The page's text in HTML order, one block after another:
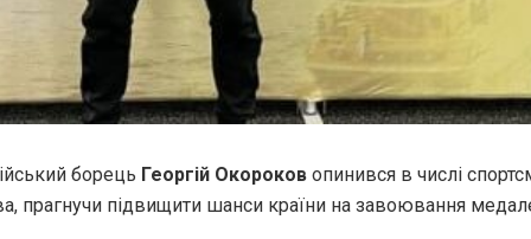
борець Георгій Окороков опинився в числі
прагнучи підвищити шанси країни на завоювання